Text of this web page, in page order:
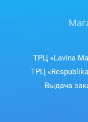
ТРЦ «Lavina
ТРЦ
Выдача